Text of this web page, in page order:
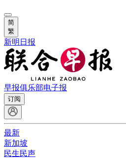
简
繁
新明日报
早报俱乐部电子报
订阅
最新
新加坡
民生民声